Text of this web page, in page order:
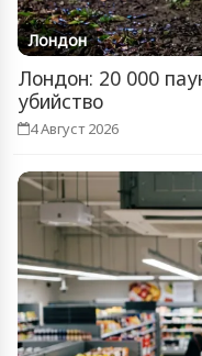
Лондон
Лондон: 20 000
убийство
4 Август 2026